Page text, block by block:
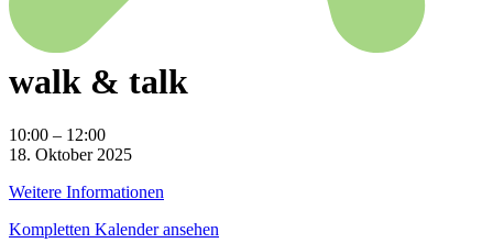
walk & talk
walk
&
10:00 – 12:00
18. Oktober 2025
Weitere Informationen
Kompletten Kalender ansehen